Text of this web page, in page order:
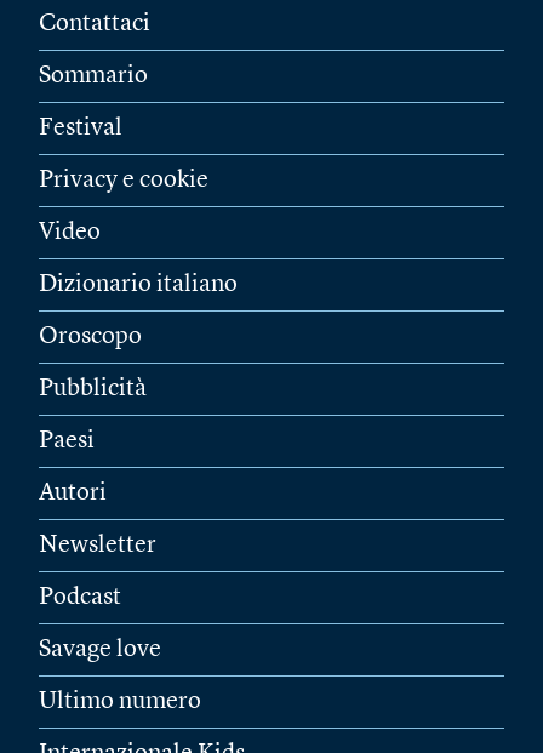
Contattaci
Sommario
Festival
Privacy e cookie
Video
Dizionario italiano
Oroscopo
Pubblicità
Paesi
Autori
Newsletter
Podcast
Savage love
Ultimo numero